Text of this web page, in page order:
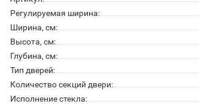
Регулируемая ширина:
Ширина, см:
Высота, см:
Глубина, см:
Тип дверей:
Количество секций двери:
Исполнение стекла: